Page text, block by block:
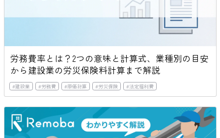
労務費率とは？2つの意味と計算式、業種別の目安
から建設業の労災保険料計算まで解説
#建設業 #労務費 #原価計算 #労災保険 #法定福利費